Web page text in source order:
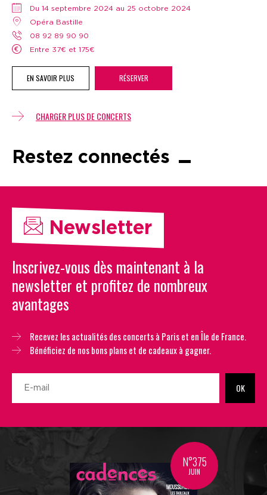
Du 14 septembre 2024 au 25 octobre 2024
Opéra Bastille
08 92 89 90 90
Entre 37€ et 175€
EN SAVOIR PLUS RÉSERVER
CHARGER PLUS DE CONCERTS
Restez connectés
Newsletter
Inscrivez-vous dès maintenant à la
newsletter et profitez de nombreux
avantages
Recevez les actualités des concerts à Paris et en Île de France.
Bénéficiez de nos bons plans et de cadeaux à gagner.
OK
N°375
JUIN